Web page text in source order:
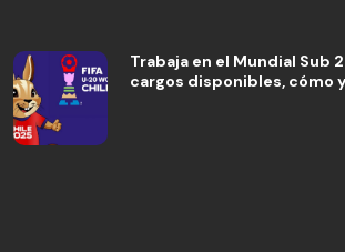
Trabaja en el Mundial Sub
cargos disponibles, cómo